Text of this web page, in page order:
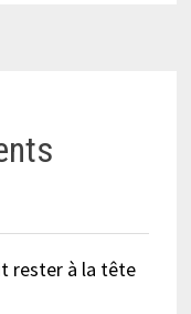
rester à la tête